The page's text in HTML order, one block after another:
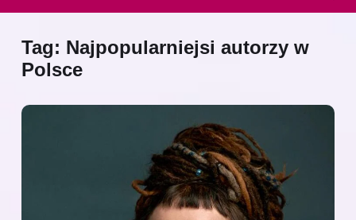
Tag: Najpopularniejsi autorzy w
Polsce